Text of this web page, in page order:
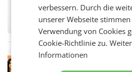
überraschend
UNTERFÖHRING/
Fernsehkonzern
Frühjahr dank
wieder Gewinn
Markterwartung
RETAIL
verbessern. Durch die
unserer Webseite stimmen
Verwendung von Cookies
Cookie-Richtlinie zu.
Informationen